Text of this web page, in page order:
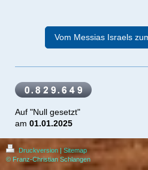
Vom Messias Israels
Auf "Null gesetzt"
am 01.01.2025
Druckversion | Sitemap
© Franz-Christian Schlangen